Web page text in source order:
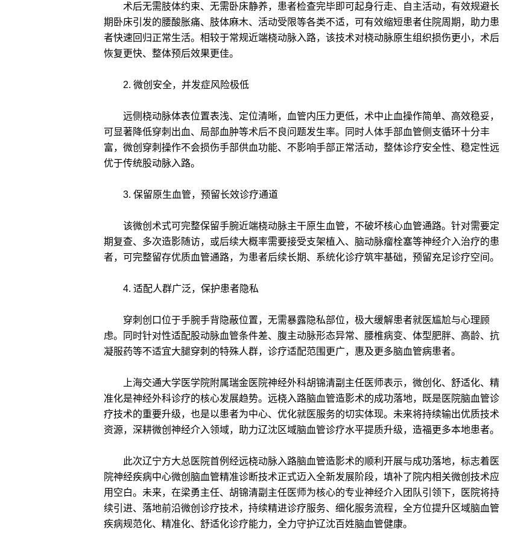
术后无需肢体约束、无需卧床静养，患者检查完毕即可起身行走、自主活动，有效规避长
期卧床引发的腰酸胀痛、肢体麻木、活动受限等各类不适，可有效缩短患者住院周期，助力患
者快速回归正常生活。相较于常规近端桡动脉入路，该技术对桡动脉原生组织损伤更小，术后
恢复更快、整体预后效果更佳。
2. 微创安全，并发症风险极低
远侧桡动脉体表位置表浅、定位清晰，血管内压力更低，术中止血操作简单、高效稳妥，
可显著降低穿刺出血、局部血肿等术后不良问题发生率。同时人体手部血管侧支循环十分丰
富，微创穿刺操作不会损伤手部供血功能、不影响手部正常活动，整体诊疗安全性、稳定性远
优于传统股动脉入路。
3. 保留原生血管，预留长效诊疗通道
该微创术式可完整保留手腕近端桡动脉主干原生血管，不破坏核心血管通路。针对需要定
期复查、多次造影随访，或后续大概率需要接受支架植入、脑动脉瘤栓塞等神经介入治疗的患
者，可完整留存优质血管通路，为患者后续长期、系统化诊疗筑牢基础，预留充足诊疗空间。
4. 适配人群广泛，保护患者隐私
穿刺创口位于手腕手背隐蔽位置，无需暴露隐私部位，极大缓解患者就医尴尬与心理顾
虑。同时针对性适配股动脉血管条件差、腹主动脉形态异常、腰椎病变、体型肥胖、高龄、抗
凝服药等不适宜大腿穿刺的特殊人群，诊疗适配范围更广，惠及更多脑血管病患者。
上海交通大学医学院附属瑞金医院神经外科胡锦清副主任医师表示，微创化、舒适化、精
准化是神经外科诊疗的核心发展趋势。远桡入路脑血管造影术的成功落地，既是医院脑血管诊
疗技术的重要升级，也是以患者为中心、优化就医服务的切实体现。未来将持续输出优质技术
资源，深耕微创神经介入领域，助力辽沈区域脑血管诊疗水平提质升级，造福更多本地患者。
此次辽宁方大总医院首例经远桡动脉入路脑血管造影术的顺利开展与成功落地，标志着医
院神经疾病中心微创脑血管精准诊断技术正式迈入全新发展阶段，填补了院内相关微创技术应
用空白。未来，在梁勇主任、胡锦清副主任医师为核心的专业神经介入团队引领下，医院将持
续引进、落地前沿微创诊疗技术，持续精进诊疗服务、细化服务流程，全方位提升区域脑血管
疾病规范化、精准化、舒适化诊疗能力，全力守护辽沈百姓脑血管健康。